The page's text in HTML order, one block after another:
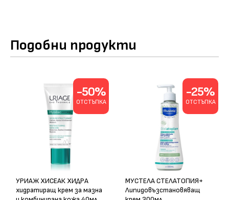
Подобни продукти
-50%
ОТСТЪПКА
УРИАЖ ХИСЕАК ХИДРА
хидратиращ крем за мазна
-25%
ОТСТЪПКА
МУСТЕЛА СТЕЛАТОПИЯ+
Липидовъзстановяващ